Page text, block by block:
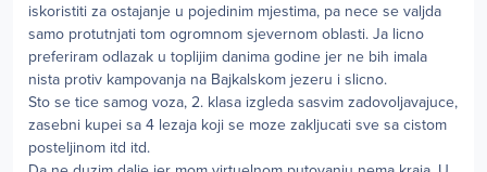
iskoristiti za ostajanje u pojedinim mjestima, pa nece se valjda
samo protutnjati tom ogromnom sjevernom oblasti. Ja licno
preferiram odlazak u toplijim danima godine jer ne bih imala
nista protiv kampovanja na Bajkalskom jezeru i slicno.
Sto se tice samog voza, 2. klasa izgleda sasvim zadovoljavajuce,
zasebni kupei sa 4 lezaja koji se moze zakljucati sve sa cistom
posteljinom itd itd.